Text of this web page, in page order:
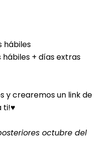
hábiles
hábiles + días extras
y crearemos un link de
ti!♥
octubre del